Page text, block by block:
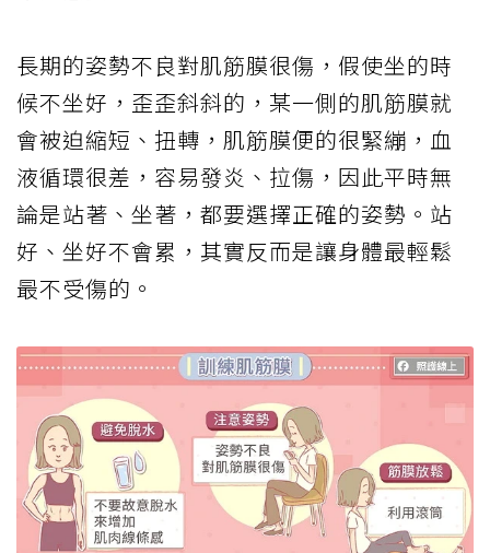
長期的姿勢不良對肌筋膜很傷，假使坐的時
候不坐好，歪歪斜斜的，某一側的肌筋膜就
會被迫縮短、扭轉，肌筋膜便的很緊繃，血
液循環很差，容易發炎、拉傷，因此平時無
論是站著、坐著，都要選擇正確的姿勢。站
好、坐好不會累，其實反而是讓身體最輕鬆
最不受傷的。